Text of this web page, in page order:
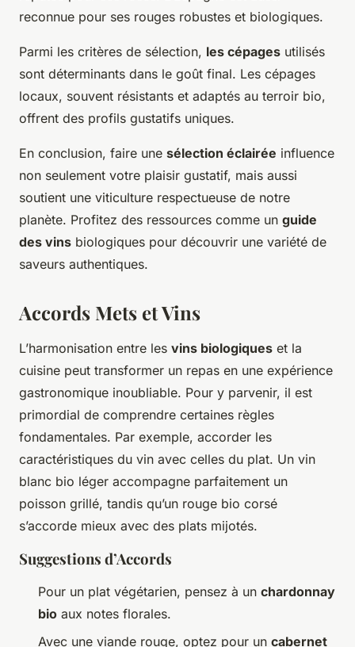
reconnue pour ses rouges robustes et biologiques.
Parmi les critères de sélection, les cépages utilisés
sont déterminants dans le goût final. Les cépages
locaux, souvent résistants et adaptés au terroir bio,
offrent des profils gustatifs uniques.
En conclusion, faire une sélection éclairée influence
non seulement votre plaisir gustatif, mais aussi
soutient une viticulture respectueuse de notre
planète. Profitez des ressources comme un guide
des vins biologiques pour découvrir une variété de
saveurs authentiques.
Accords Mets et Vins
L’harmonisation entre les vins biologiques et la
cuisine peut transformer un repas en une expérience
gastronomique inoubliable. Pour y parvenir, il est
primordial de comprendre certaines règles
fondamentales. Par exemple, accorder les
caractéristiques du vin avec celles du plat. Un vin
blanc bio léger accompagne parfaitement un
poisson grillé, tandis qu’un rouge bio corsé
s’accorde mieux avec des plats mijotés.
Suggestions d’Accords
Pour un plat végétarien, pensez à un chardonnay
bio aux notes florales.
Avec une viande rouge, optez pour un cabernet